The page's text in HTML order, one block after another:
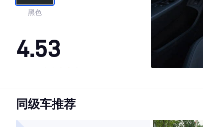
黑色
4.53
·内饰表现一般，低于64%同级车
·空间表现较为优秀，优于76%同级车
同级车推荐